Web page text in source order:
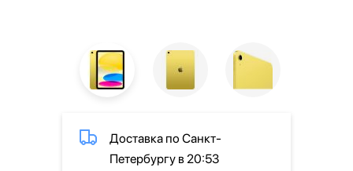
Доставка по Санкт-
Петербургу в 20:53